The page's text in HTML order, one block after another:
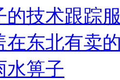
的技术跟踪
在东北有卖
水箅子